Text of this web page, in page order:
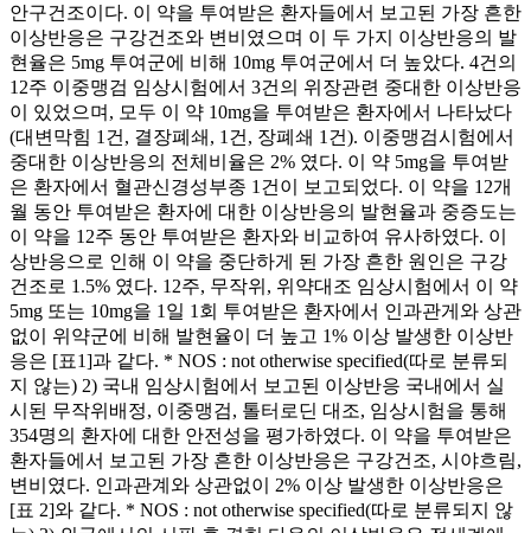
안구건조이다. 이 약을 투여받은 환자들에서 보고된 가장 흔한
이상반응은 구강건조와 변비였으며 이 두 가지 이상반응의 발
현율은 5mg 투여군에 비해 10mg 투여군에서 더 높았다. 4건의
12주 이중맹검 임상시험에서 3건의 위장관련 중대한 이상반응
이 있었으며, 모두 이 약 10mg을 투여받은 환자에서 나타났다
(대변막힘 1건, 결장폐쇄, 1건, 장폐쇄 1건). 이중맹검시험에서
중대한 이상반응의 전체비율은 2% 였다. 이 약 5mg을 투여받
은 환자에서 혈관신경성부종 1건이 보고되었다. 이 약을 12개
월 동안 투여받은 환자에 대한 이상반응의 발현율과 중증도는
이 약을 12주 동안 투여받은 환자와 비교하여 유사하였다. 이
상반응으로 인해 이 약을 중단하게 된 가장 흔한 원인은 구강
건조로 1.5% 였다. 12주, 무작위, 위약대조 임상시험에서 이 약
5mg 또는 10mg을 1일 1회 투여받은 환자에서 인과관게와 상관
없이 위약군에 비해 발현율이 더 높고 1% 이상 발생한 이상반
응은 [표1]과 같다. * NOS : not otherwise specified(따로 분류되
지 않는) 2) 국내 임상시험에서 보고된 이상반응 국내에서 실
시된 무작위배정, 이중맹검, 톨터로딘 대조, 임상시험을 통해
354명의 환자에 대한 안전성을 평가하였다. 이 약을 투여받은
환자들에서 보고된 가장 흔한 이상반응은 구강건조, 시야흐림,
변비였다. 인과관계와 상관없이 2% 이상 발생한 이상반응은
[표 2]와 같다. * NOS : not otherwise specified(따로 분류되지 않